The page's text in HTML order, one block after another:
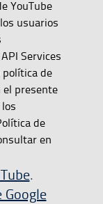
YouTube
usuarios
Services
política de
el presente
de
en
.